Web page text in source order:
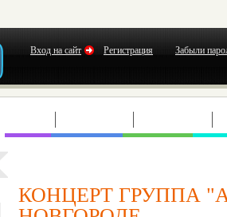
Вход на сайт Регистрация Забыли
КОНЦЕРТ ГРУППА